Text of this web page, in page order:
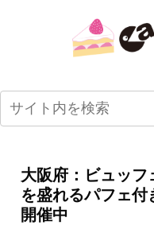
大阪府：ビュッフ
を盛れるパフェ
開催中